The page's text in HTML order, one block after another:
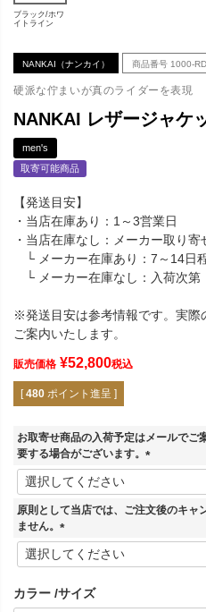
ブラック/ホワ
イトライン
NANKAI（ナンカイ） 商品番号 1000-
硬派な佇まいが真のライダーを表現
NANKAI レザージャケ
men's
取寄可能商品
【発送目安】
・当店在庫あり：1～3営業日
・当店在庫なし：メーカー取り寄
└ メーカー在庫あり：7～14日
└ メーカー在庫なし：入荷次第
※発送目安は参考情報です。実際
ご案内いたします。
販売価格 ¥52,800税込
[ 480 ポイント進呈 ]
お取寄せ商品の入荷予定はメールでご
要する場合がございます。
(
須
原則として当店では、ご注文後のキャ
ません。
(
必
)
カラー サイズ